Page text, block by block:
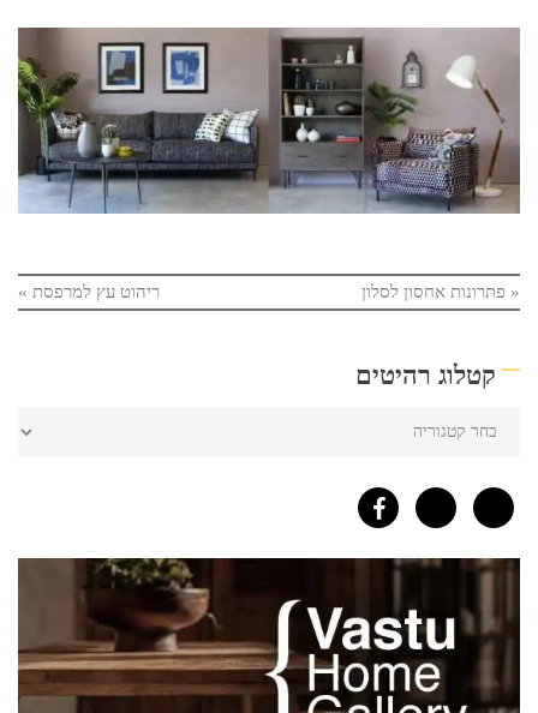
« פתרונות אחסון לסלון ריהוט עץ למרפסת »
קטלוג רהיטים